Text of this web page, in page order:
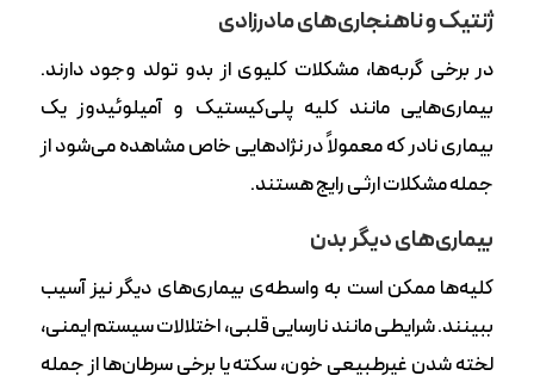
ژنتیک و ناهنجاری‌های مادرزادی
در برخی گربه‌ها، مشکلات کلیوی از بدو تولد وجود دارند.
بیماری‌هایی مانند کلیه پلی‌کیستیک و آمیلوئیدوز یک
بیماری نادر که معمولاً در نژادهایی خاص مشاهده می‌شود از
جمله مشکلات ارثی رایج هستند.
بیماری‌های دیگر بدن
کلیه‌ها ممکن است به واسطه‌ی بیماری‌های دیگر نیز آسیب
ببینند. شرایطی مانند نارسایی قلبی، اختلالات سیستم ایمنی،
لخته شدن غیرطبیعی خون، سکته یا برخی سرطان‌ها از جمله